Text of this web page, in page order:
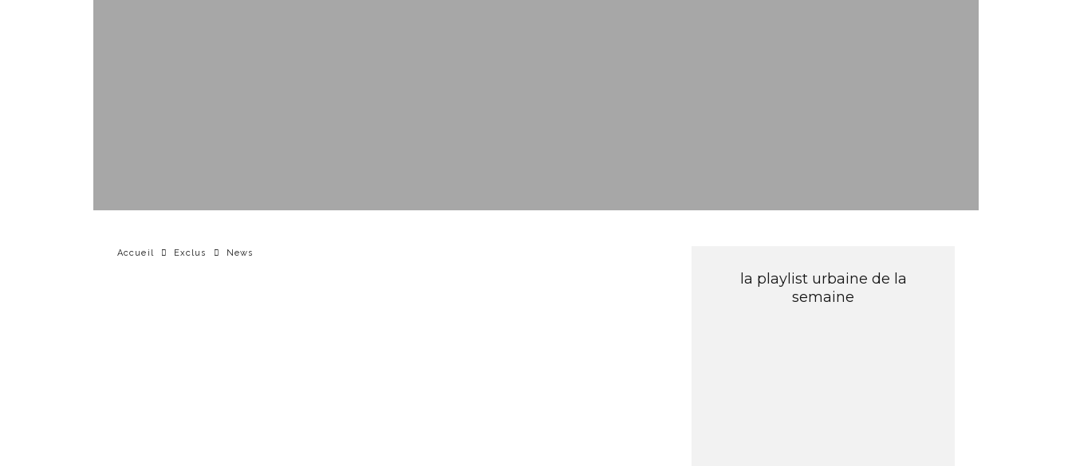
Accueil Exclus News
la playlist urbaine de la
semaine